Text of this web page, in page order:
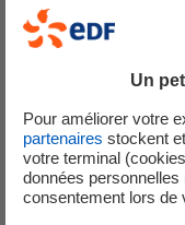
OUVRIÈRE/
Contrat :
Lieu :saint
Un
Pour améliorer votre
partenaires stockent
votre terminal
données
consentement lors de